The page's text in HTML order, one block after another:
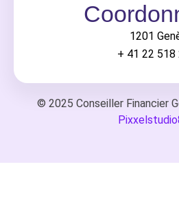
1201
+ 41 22 518
© 2025 Conseiller Financier